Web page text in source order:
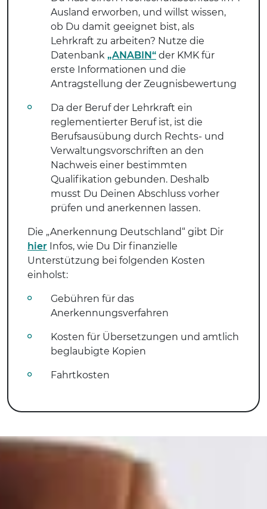
Ausland erworben, und willst wissen,
ob Du damit geeignet bist, als
Lehrkraft zu arbeiten? Nutze die
Datenbank „ANABIN“ der KMK für
erste Informationen und die
Antragstellung der Zeugnisbewertung
Da der Beruf der Lehrkraft ein
reglementierter Beruf ist, ist die
Berufsausübung durch Rechts- und
Verwaltungsvorschriften an den
Nachweis einer bestimmten
Qualifikation gebunden. Deshalb
musst Du Deinen Abschluss vorher
prüfen und anerkennen lassen.
Die „Anerkennung Deutschland“ gibt Dir
hier Infos, wie Du Dir finanzielle
Unterstützung bei folgenden Kosten
einholst:
Gebühren für das
Anerkennungsverfahren
Kosten für Übersetzungen und amtlich
beglaubigte Kopien
Fahrtkosten